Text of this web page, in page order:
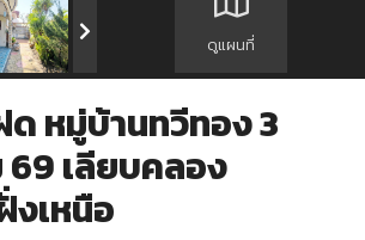
ดูแผนที่
หมู่บ้านทวีทอง 3
69 เลียบคลอง
เหนือ